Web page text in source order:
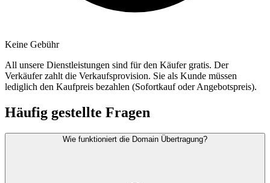
Keine Gebühr
All unsere Dienstleistungen sind für den Käufer gratis. Der
Verkäufer zahlt die Verkaufsprovision. Sie als Kunde müssen
lediglich den Kaufpreis bezahlen (Sofortkauf oder Angebotspreis).
Häufig gestellte Fragen
Wie funktioniert die Domain Übertragung?